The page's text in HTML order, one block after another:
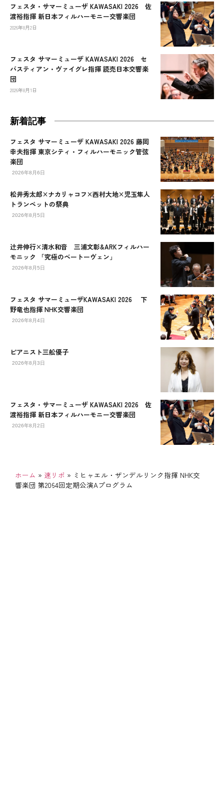
フェスタ・サマーミューザ KAWASAKI 2026 佐
渡裕指揮 新日本フィルハーモニー交響楽団
2026年8月2日
フェスタ サマーミューザ KAWASAKI 2026 セ
バスティアン・ヴァイグレ指揮 読売日本交響楽
団
2026年8月1日
新着記事
フェスタ サマーミューザ KAWASAKI 2026 藤岡
幸夫指揮 東京シティ・フィルハーモニック管弦
楽団
2026年8月6日
松井秀太郎×ナカリャコフ×西村大地×児玉隼人
トランペットの祭典
2026年8月5日
辻󠄀井伸行×清水和音 三浦文彰&ARKフィルハー
モニック 「究極のベートーヴェン」
2026年8月5日
フェスタ サマーミューザKAWASAKI 2026 下
野竜也指揮 NHK交響楽団
2026年8月4日
ピアニスト三舩優子
2026年8月3日
フェスタ・サマーミューザ KAWASAKI 2026 佐
渡裕指揮 新日本フィルハーモニー交響楽団
2026年8月2日
ホーム » 速リポ » ミヒャエル・ザンデルリンク指揮 NHK交
響楽団 第2064回定期公演Aプログラム